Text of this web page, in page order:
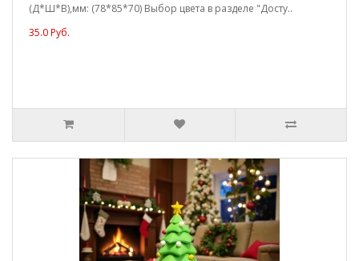
(Д*Ш*В),мм: (78*85*70) Выбор цвета в разделе "Досту..
35.0 Руб.